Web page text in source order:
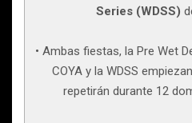
Series (WDSS)
• Ambas fiestas, la Pre Wet
COYA y la WDSS
repetirán durante 12